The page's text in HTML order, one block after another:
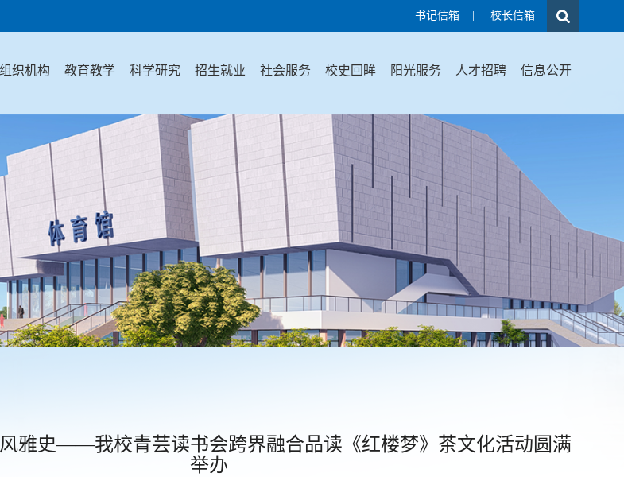
书记信箱 校长信箱
组织机构 教育教学 科学研究 招生就业 社会服务 校史回眸 阳光服务 人才招聘 信息公开
雅史——我校青芸读书会跨界融合品读《红楼梦》茶文化活动圆满
举办